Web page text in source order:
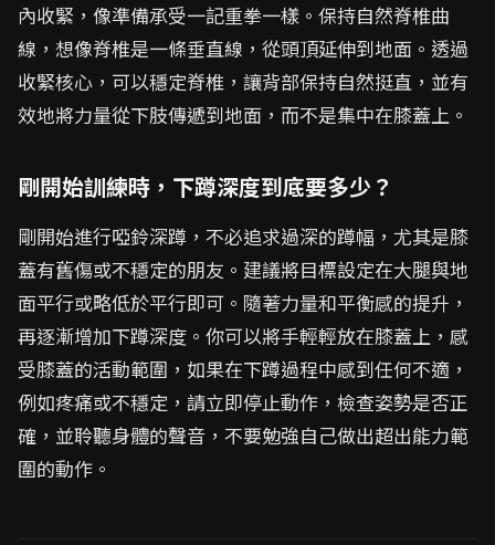
內收緊，像準備承受一記重拳一樣。保持自然脊椎曲
線，想像脊椎是一條垂直線，從頭頂延伸到地面。透過
收緊核心，可以穩定脊椎，讓背部保持自然挺直，並有
效地將力量從下肢傳遞到地面，而不是集中在膝蓋上。
剛開始訓練時，下蹲深度到底要多少？
剛開始進行啞鈴深蹲，不必追求過深的蹲幅，尤其是膝
蓋有舊傷或不穩定的朋友。建議將目標設定在大腿與地
面平行或略低於平行即可。隨著力量和平衡感的提升，
再逐漸增加下蹲深度。你可以將手輕輕放在膝蓋上，感
受膝蓋的活動範圍，如果在下蹲過程中感到任何不適，
例如疼痛或不穩定，請立即停止動作，檢查姿勢是否正
確，並聆聽身體的聲音，不要勉強自己做出超出能力範
圍的動作。